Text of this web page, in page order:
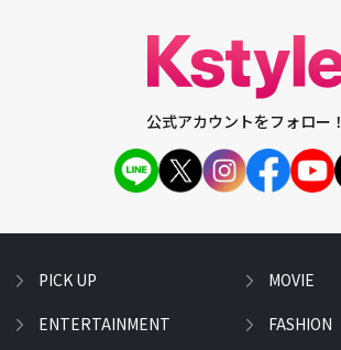
公式アカウントをフォロー！
PICK UP
ENTERTAINMENT
MOVIE
FASHION